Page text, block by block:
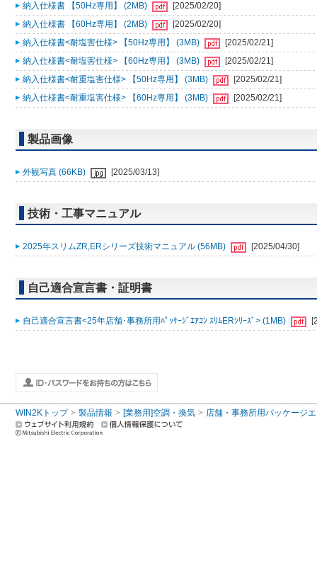
納入仕様書 【50Hz専用】 (2MB)
[2025/02/20]
納入仕様書 【60Hz専用】 (2MB)
[2025/02/20]
納入仕様書<耐塩害仕様> 【50Hz専用】 (3MB)
[2025/02/21]
納入仕様書<耐塩害仕様> 【60Hz専用】 (3MB)
[2025/02/21]
納入仕様書<耐重塩害仕様> 【50Hz専用】 (3MB)
[2025/02/21]
納入仕様書<耐重塩害仕様> 【60Hz専用】 (3MB)
[2025/02/21]
製品画像
外観写真 (66KB) [2025/03/13]
技術・工事マニュアル
2025年スリムZR,ERシリーズ技術マニュアル (56MB) [2025/04/30]
自己適合宣言書・証明書
自己適合宣言書<25年店舗･事務所用ﾊﾟｯｹｰｼﾞｴｱｺﾝ ｽﾘﾑERｼﾘｰｽﾞ> (1MB)
WIN2Kトップ 製品情報 [業務用]空調・換気 店舗・事務所用パッケージ